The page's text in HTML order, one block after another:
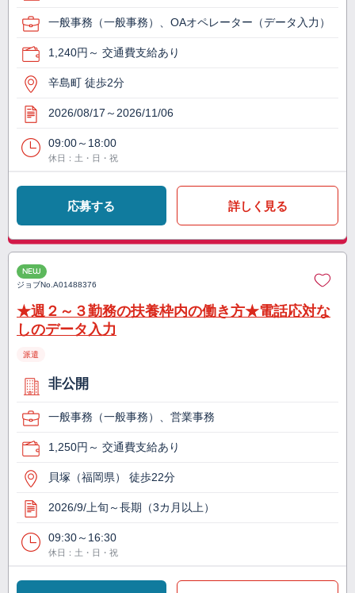
一般事務（一般事務）、OAオペレーター（データ入力）
1,240円～ 交通費支給あり
辛島町 徒歩2分
2026/08/17～2026/11/06
09:00～18:00
休日：土・日・祝
応募する 詳しく見る
NEW
ジョブNo.A01488376
★週２～３勤務の扶養枠内の働き方★電話応対な
しのデータ入力
派遣
非公開
一般事務（一般事務）、営業事務
1,250円～ 交通費支給あり
貝塚（福岡県） 徒歩22分
2026/9/上旬～長期（3カ月以上）
09:30～16:30
休日：土・日・祝